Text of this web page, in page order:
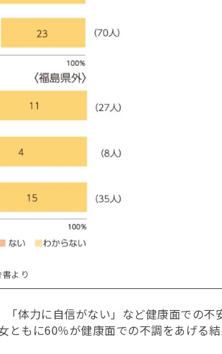
より
体力に自信がない」など健康面での不
ともに60％が健康面での不調をあげる